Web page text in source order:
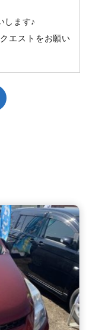
します♪
エストをお願い